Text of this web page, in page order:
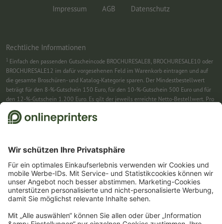
Impressum AGB Datenschutz
Rechtliche Informationen
1 Einfach den passenden Gutscheincode BROCHURESALE8, BROCHURESALE10 oder
BROCHURESALE12 im dafür vorgesehenen Feld im Warenkorb eintragen und auf
die gesamte Broschüren- und Katalog-Kategorie sparen. Der Mindestbestellwert
beträgt für den 8-%-Gutschein 150 Euro, für den 10-%-Gutschein 500 Euro und für
den 12-%-Gutschein 1.200 Euro. Es gilt der jeweils erreichte Netto-Bestellwert. Pro
Bestellung ist nur ein Gutscheincode einlösbar. Mehrfach einlösbar. Keine
Barauszahlung. Nicht mit weiteren Aktionen kombinierbar. Die Aktion gilt bis
einen Klick bestätigen. Erst dann senden wir Ihnen den Rabattcode und künftig
unseren Newsletter zu. Natürlich können Sie sich jederzeit swieder abmelden.
Maximale Höhe des Rabatts: 150 € des Bestellwerts (netto). Einmalig einlösbar.
Kein Mindestbestellwert. Keine Barauszahlung. Nicht mit weiteren Aktionen oder
Gutscheincodes kombinierbar.Der Gutschein ist nach Erhalt sechs Wochen gültig.
Warenkorb eintragen und auf ausgewählte Produkte sparen. Kein